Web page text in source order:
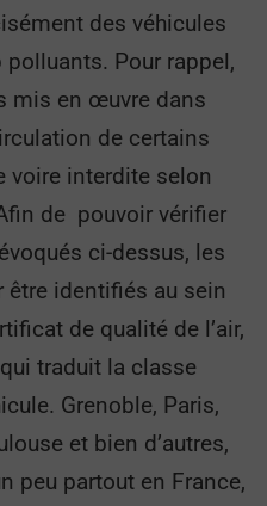
des véhicules
Pour rappel,
mis en œuvre dans
de certains
voire interdite selon
de pouvoir vérifier
ci-dessus, les
identifiés au sein
de qualité de l’air,
qui traduit la classe
Grenoble, Paris,
et bien d’autres,
peu partout en France,